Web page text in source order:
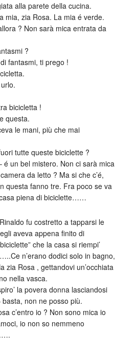
alla parete della cucina.
mia, zia Rosa. La mia é verde.
? Non sarà mica entrata da
?
fantasmi, ti prego !
bicicletta !
questa.
le mani, più che mai
tutte queste biciclette ?
é un bel mistero. Non ci sarà mica
da letto ? Ma si che c’é,
questa fanno tre. Fra poco se va
piena di biciclette……
fu costretto a tapparsi le
aveva appena finito di
che la casa si riempi’
n’erano dodici solo in bagno,
zia Rosa , gettandovi un’occhiata
nella vasca.
la povera donna lasciandosi
non ne posso più.
c’entro io ? Non sono mica io
io non so nemmeno